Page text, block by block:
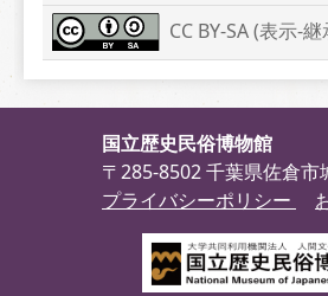
CC BY-SA (表示-
国立歴史民俗博物館
〒285-8502 千葉県佐倉市
プライバシーポリシー